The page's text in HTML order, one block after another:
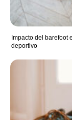
Impacto del barefoot
deportivo